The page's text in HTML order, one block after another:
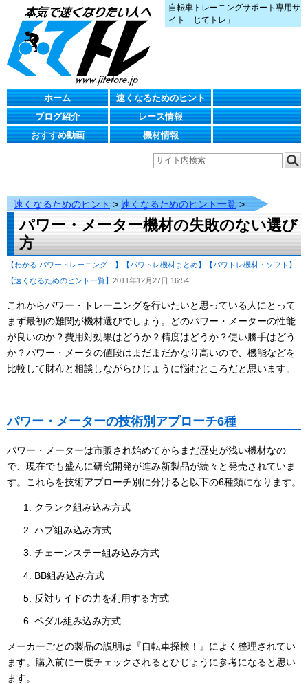
自転車トレーニングサポート専用サ
イト「じてトレ」
ホーム
速くなるためのヒント
ブログ紹介
レース情報
おすすめ動画
機材情報
速くなるためのヒント > 速くなるためのヒント一覧 >
パワー・メーター機材の失敗のない選び
方
【わかる パワートレーニング！】 【パワトレ機材まとめ】
【パワトレ機材・ソフト】
【速くなるためのヒント一覧】 2011年12月27日 16:54
これからパワー・トレーニングを行いたいと思っている人にとって
まず最初の難関が機材選びでしょう。どのパワー・メーターの性能
が良いのか？費用対効果はどうか？精度はどうか？使い勝手はどう
か？パワー・メータの値段はまだまだかなり高いので、機能などを
比較して財布と相談しながらひじょうに悩むところだと思います。
パワー・メーターの技術別アプローチ6種
パワー・メーターは市販され始めてからまだ歴史が浅い機材なの
で、現在でも盛んに研究開発が進み新製品が続々と発売されていま
す。これらを技術アプローチ別に分けると以下の6種類になります。
クランク組み込み方式
ハブ組み込み方式
チェーンステー組み込み方式
BB組み込み方式
反対サイドの力を利用する方式
ペダル組み込み方式
メーカーごとの製品の説明は『自転車探検！』によく整理されてい
ます。購入前に一度チェックされるとひじょうに参考になると思い
ます。